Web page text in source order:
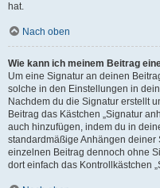
hat.
Nach oben
Wie kann ich meinem Beitrag
Um eine Signatur an deinen
solche in den Einstellungen in
Nachdem du die Signatur erstellt
Beitrag das Kästchen „Signatur
auch hinzufügen, indem du in
standardmäßige Anhängen deiner
einzelnen Beitrag dennoch ohne
dort einfach das Kontrollkästchen